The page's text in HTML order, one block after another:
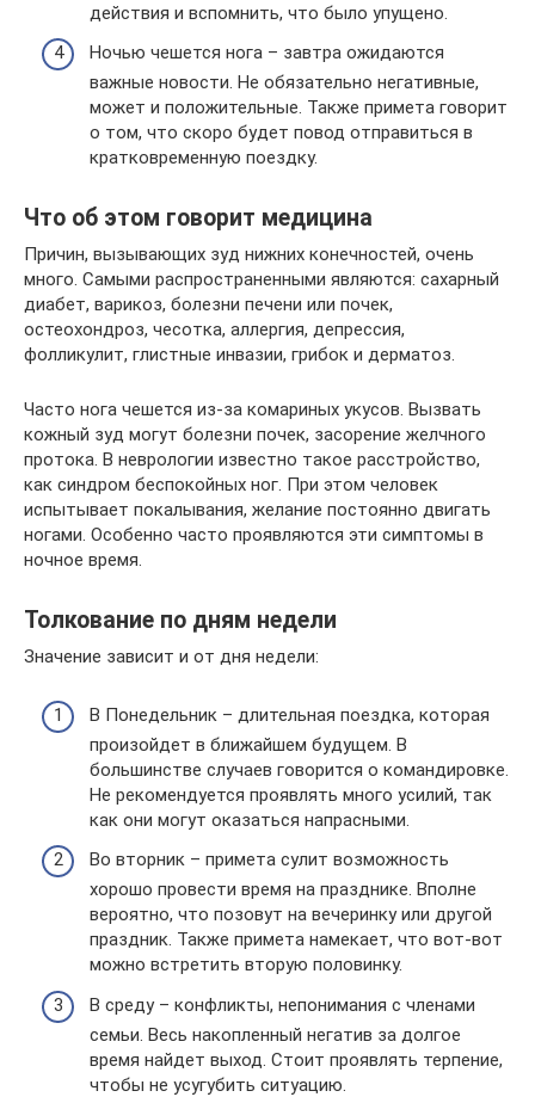
действия и вспомнить, что было упущено.
Ночью чешется нога – завтра ожидаются
важные новости. Не обязательно негативные,
может и положительные. Также примета говорит
о том, что скоро будет повод отправиться в
кратковременную поездку.
Что об этом говорит медицина
Причин, вызывающих зуд нижних конечностей, очень
много. Самыми распространенными являются: сахарный
диабет, варикоз, болезни печени или почек,
остеохондроз, чесотка, аллергия, депрессия,
фолликулит, глистные инвазии, грибок и дерматоз.
Часто нога чешется из-за комариных укусов. Вызвать
кожный зуд могут болезни почек, засорение желчного
протока. В неврологии известно такое расстройство,
как синдром беспокойных ног. При этом человек
испытывает покалывания, желание постоянно двигать
ногами. Особенно часто проявляются эти симптомы в
ночное время.
Толкование по дням недели
Значение зависит и от дня недели:
В Понедельник – длительная поездка, которая
произойдет в ближайшем будущем. В
большинстве случаев говорится о командировке.
Не рекомендуется проявлять много усилий, так
как они могут оказаться напрасными.
Во вторник – примета сулит возможность
хорошо провести время на празднике. Вполне
вероятно, что позовут на вечеринку или другой
праздник. Также примета намекает, что вот-вот
можно встретить вторую половинку.
В среду – конфликты, непонимания с членами
семьи. Весь накопленный негатив за долгое
время найдет выход. Стоит проявлять терпение,
чтобы не усугубить ситуацию.